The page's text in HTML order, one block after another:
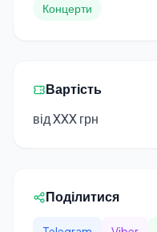
Концерти
Вартість
від XXX грн
Поділитися